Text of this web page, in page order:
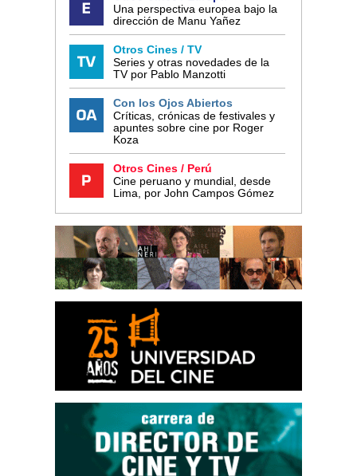
Una perspectiva europea bajo la
dirección de Manu Yañez
Otros Cines / TV
Series y otras novedades de la
TV por Pablo Manzotti
Con los Ojos Abiertos
Críticas, crónicas de festivales y
apuntes sobre cine por Roger
Koza
Otros Cines / Perú
Cine peruano y mundial, desde
Lima, por John Campos Gómez